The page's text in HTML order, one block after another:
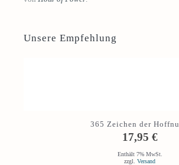
Unsere Empfehlung
365 Zeichen der
17,95 €
Enthält 7% MwSt.
zzgl. Versand